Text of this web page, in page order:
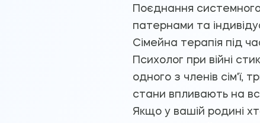
Поєднання
патернами та
Сімейна терапія під
Психолог при війні
одного з членів сім'ї,
стани впливають на
Якщо у вашій родині